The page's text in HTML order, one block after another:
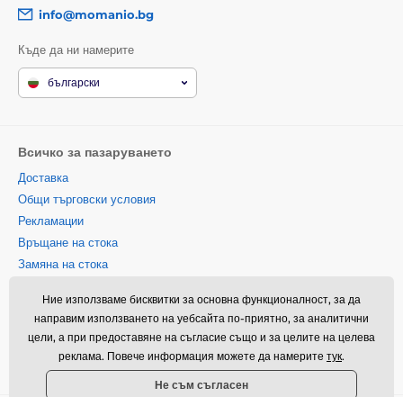
info@momanio.bg
Къде да ни намерите
български
Всичко за пазаруването
Доставка
Общи търговски условия
Рекламации
Връщане на стока
Замяна на стока
бисквитки
Информация за контакт
Информация за обработването
на лични данни
Ние използваме бисквитки за основна функционалност, за да
направим използването на уебсайта по-приятно, за аналитични
цели, а при предоставяне на съгласие също и за целите на целева
реклама. Повече информация можете да намерите тук.
Не съм съгласен